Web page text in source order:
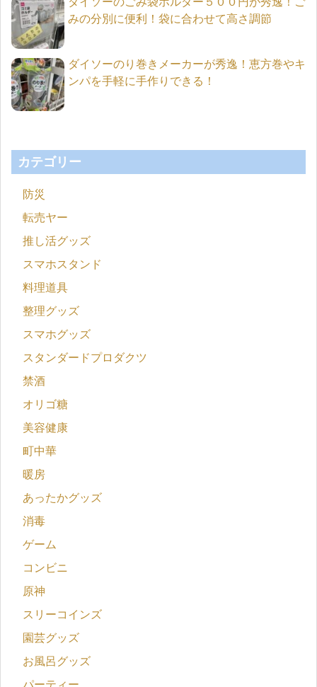
みの分別に便利！袋に合わせて高さ調節
ダイソーのり巻きメーカーが秀逸！恵方巻やキ
ンパを手軽に手作りできる！
カテゴリー
防災
転売ヤー
推し活グッズ
スマホスタンド
料理道具
整理グッズ
スマホグッズ
スタンダードプロダクツ
禁酒
オリゴ糖
美容健康
町中華
暖房
あったかグッズ
消毒
ゲーム
コンビニ
原神
スリーコインズ
園芸グッズ
お風呂グッズ